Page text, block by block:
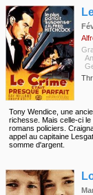
Tony Wendice, une
richesse. Mais celle-ci
romans policiers.
appel au capitaine
somme d'argent.